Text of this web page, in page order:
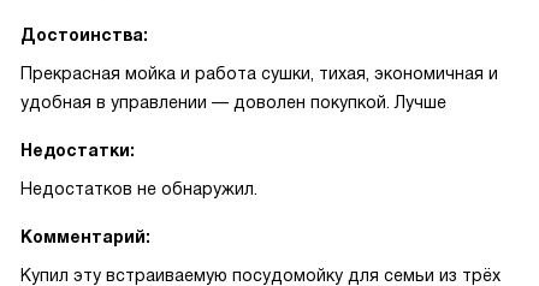
Достоинства:
Прекрасная мойка и работа сушки, тихая, экономичная и
удобная в управлении — доволен покупкой. Лучше
Недостатки:
Недостатков не обнаружил.
Комментарий:
Купил эту встраиваемую посудомойку для семьи из трёх